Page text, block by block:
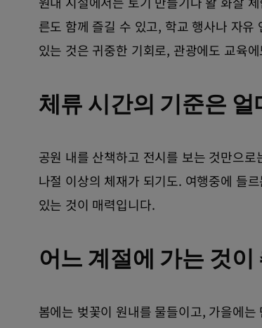
른도 함께 즐길 수 있고, 학교 행사나 자
있는 것은 귀중한 기회로, 관광에도 교육
체류 시간의 기준은
공원 내를 산책하고 전시를 보는 것만으
나절 이상의 체재가 되기도. 여행중에 들
있는 것이 매력입니다.
어느 계절에 가는 것이
봄에는 벚꽃이 원내를 물들이고, 가을에